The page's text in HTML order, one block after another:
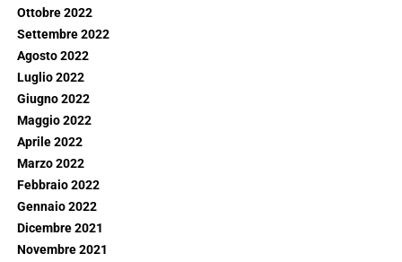
Ottobre 2022
Settembre 2022
Agosto 2022
Luglio 2022
Giugno 2022
Maggio 2022
Aprile 2022
Marzo 2022
Febbraio 2022
Gennaio 2022
Dicembre 2021
Novembre 2021